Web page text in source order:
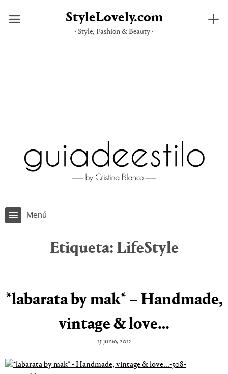
StyleLovely.com
· Style, Fashion & Beauty ·
Menú
Etiqueta: LifeStyle
*labarata by mak* – Handmade,
vintage & love…
15 junio, 2012